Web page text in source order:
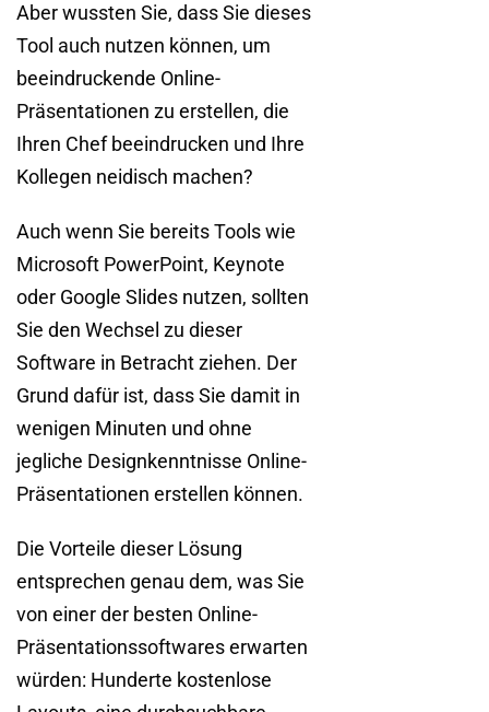
Aber wussten Sie, dass Sie dieses
Tool auch nutzen können, um
beeindruckende Online-
Präsentationen zu erstellen, die
Ihren Chef beeindrucken und Ihre
Kollegen neidisch machen?
Auch wenn Sie bereits Tools wie
Microsoft PowerPoint, Keynote
oder Google Slides nutzen, sollten
Sie den Wechsel zu dieser
Software in Betracht ziehen. Der
Grund dafür ist, dass Sie damit in
wenigen Minuten und ohne
jegliche Designkenntnisse Online-
Präsentationen erstellen können.
Die Vorteile dieser Lösung
entsprechen genau dem, was Sie
von einer der besten Online-
Präsentationssoftwares erwarten
würden: Hunderte kostenlose